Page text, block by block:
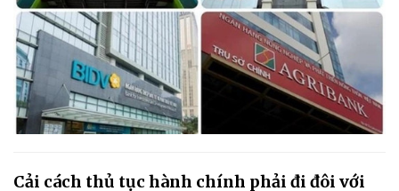
Cải cách thủ tục hành chính phải đi đôi với